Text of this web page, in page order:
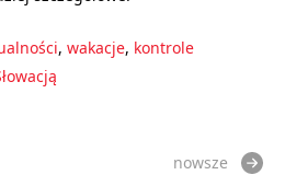
, wakacje, kontrole
nowsze